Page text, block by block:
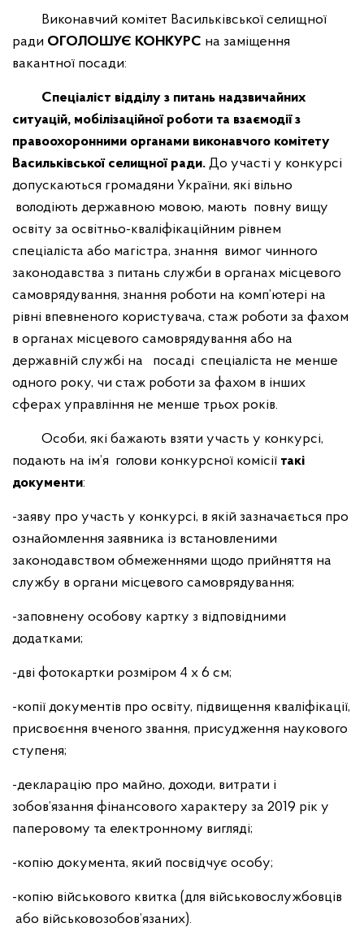
Контакти
Стратегія розвитку
Громадська рада
Молодіжна рада
Комплексне просторове планування
Соціальний захист
Кадровий розділ
Ветеранам війни
Правила благоустрою громади
Безпечний простір
Послуги
Виконавчий комітет Васильківської селищної
ради ОГОЛОШУЄ КОНКУРС на заміщення
вакантної посади:
Спеціаліст відділу з питань надзвичайних
ситуацій, мобілізаційної роботи та взаємодії з
правоохоронними органами виконавчого комітету
Васильківської селищної ради. До участі у конкурсі
допускаються громадяни України, які вільно
володіють державною мовою, мають повну вищу
освіту за освітньо-кваліфікаційним рівнем
спеціаліста або магістра, знання вимог чинного
законодавства з питань служби в органах місцевого
самоврядування, знання роботи на комп’ютері на
рівні впевненого користувача, стаж роботи за фахом
в органах місцевого самоврядування або на
державній службі на посаді спеціаліста не менше
одного року, чи стаж роботи за фахом в інших
сферах управління не менше трьох років.
Особи, які бажають взяти участь у конкурсі,
подають на ім’я голови конкурсної комісії такі
документи:
-заяву про участь у конкурсі, в якій зазначається про
ознайомлення заявника із встановленими
законодавством обмеженнями щодо прийняття на
службу в органи місцевого самоврядування;
-заповнену особову картку з відповідними
додатками;
-дві фотокартки розміром 4 х 6 см;
-копії документів про освіту, підвищення кваліфікації,
присвоєння вченого звання, присудження наукового
ступеня;
-декларацію про майно, доходи, витрати і
зобов’язання фінансового характеру за 2019 рік у
паперовому та електронному вигляді;
-копію документа, який посвідчує особу;
-копію військового квитка (для військовослужбовців
або військовозобов’язаних).